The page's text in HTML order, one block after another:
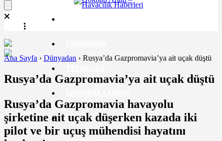
RÖPORTAJ
Ana Sayfa › Dünyadan › Rusya’da Gazpromavia’ya ait uçak düştü
Rusya’da Gazpromavia’ya ait uçak düştü
Rusya’da Gazpromavia havayolu
şirketine ait uçak düşerken kazada iki
pilot ve bir uçuş mühendisi hayatını